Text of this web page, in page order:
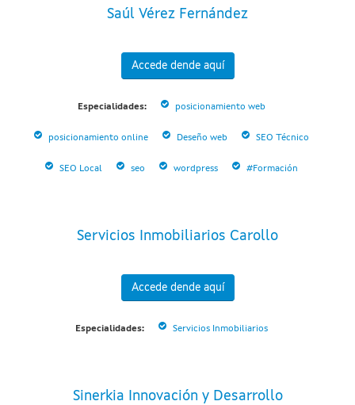
Saúl Vérez Fernández
Accede dende aquí
Especialidades: posicionamiento web
posicionamiento online Deseño web SEO Técnico
SEO Local seo wordpress #Formación
Servicios Inmobiliarios Carollo
Accede dende aquí
Especialidades: Servicios Inmobiliarios
Sinerkia Innovación y Desarrollo